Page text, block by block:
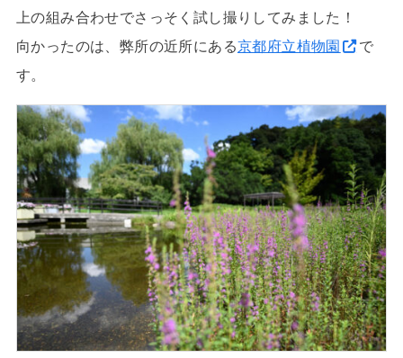
上の組み合わせでさっそく試し撮りしてみました！
向かったのは、弊所の近所にある京都府立植物園
で
す。